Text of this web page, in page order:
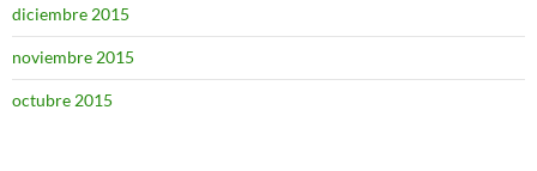
diciembre 2015
noviembre 2015
octubre 2015